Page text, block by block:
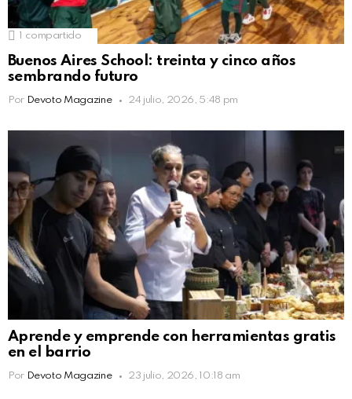
compartido
Buenos Aires School: treinta y cinco años
sembrando futuro
Por Devoto Magazine 24 julio, 2026, 5:48 pm
Aprende y emprende con herramientas gratis
en el barrio
Por Devoto Magazine 23 julio, 2026, 10:18 am